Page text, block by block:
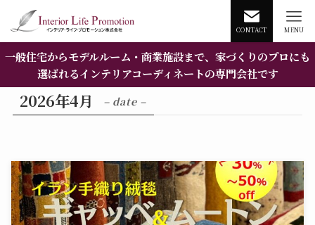
CONTACT MENU
一般住宅からモデルルーム・商業施設まで、家づくりのプロにも
選ばれるインテリアコーディネートの専門会社です
2026年4月 – date –